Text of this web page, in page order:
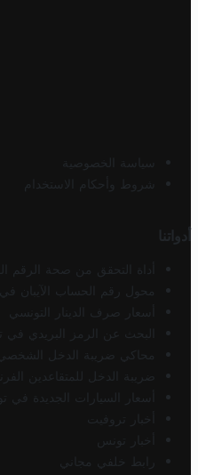
سياسة الخصوصية
شروط وأحكام الاستخدام
أدواتنا
أداة التحقق من صحة الرقم
محول رقم الحساب الآيبان
أسعار صرف الدينار التونسي
البحث عن الرمز البريدي في
محاكي ضريبة الدخل الشخصي
ضريبة الدخل للمتقاعدين
أسعار السيارات الجديدة في
أخبار تروفيت
أخبار تونس
رابط خلفي مجاني